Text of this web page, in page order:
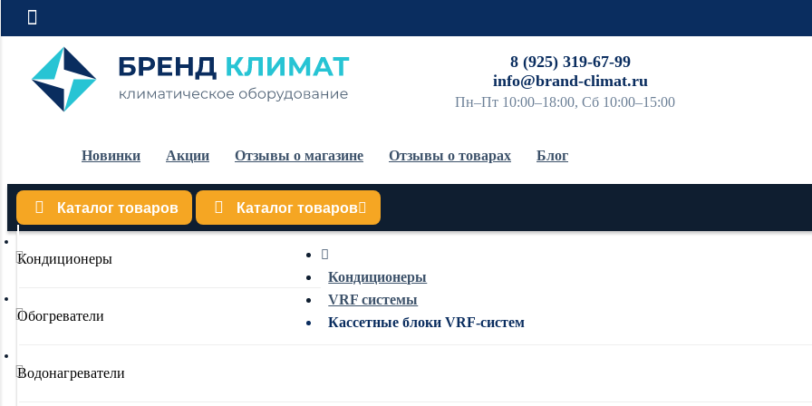
8 (925) 319-67-99
info@brand-climat.ru
Пн–Пт 10:00–18:00, Сб 10:00–15:00
Новинки Акции Отзывы о магазине Отзывы о товарах Блог
Каталог товаров Каталог товаров
Кондиционеры
Обогреватели
Водонагреватели
Кондиционеры
VRF системы
Кассетные блоки VRF-систем